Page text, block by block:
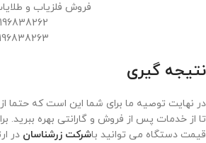
فروش فلزیاب و
نتیجه گیری
در نهایت توصیه ما برای شما این است که حتما
تا از خدمات پس از فروش و گارانتی بهره ببرید.
قیمت دستگاه می توانید باشرکت زرشناسان در